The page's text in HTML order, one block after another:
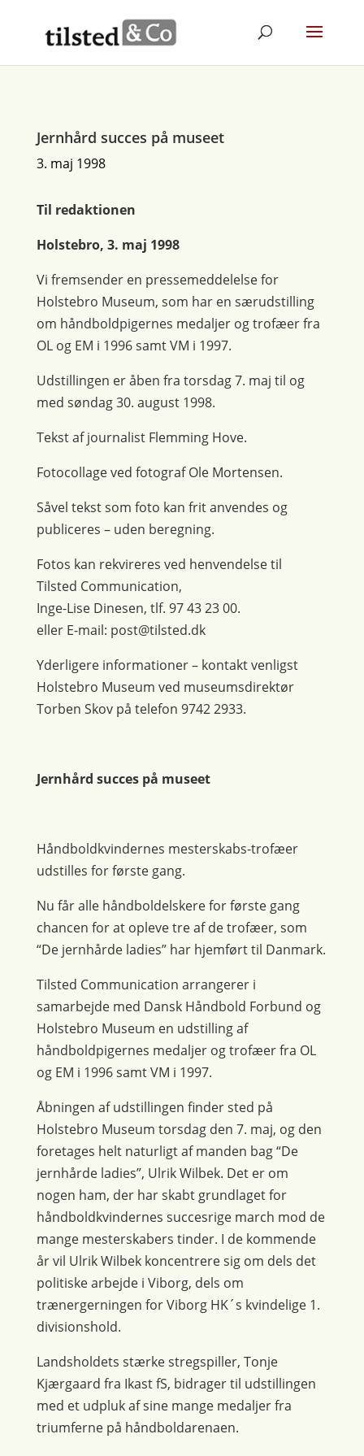
Jernhård succes på museet
3. maj 1998
Til redaktionen
Holstebro, 3. maj 1998
Vi fremsender en pressemeddelelse for
Holstebro Museum, som har en særudstilling
om håndboldpigernes medaljer og trofæer fra
OL og EM i 1996 samt VM i 1997.
Udstillingen er åben fra torsdag 7. maj til og
med søndag 30. august 1998.
Tekst af journalist Flemming Hove.
Fotocollage ved fotograf Ole Mortensen.
Såvel tekst som foto kan frit anvendes og
publiceres – uden beregning.
Fotos kan rekvireres ved henvendelse til
Tilsted Communication,
Inge-Lise Dinesen, tlf. 97 43 23 00.
eller E-mail: post@tilsted.dk
Yderligere informationer – kontakt venligst
Holstebro Museum ved museumsdirektør
Torben Skov på telefon 9742 2933.
Jernhård succes på museet
Håndboldkvindernes mesterskabs-trofæer
udstilles for første gang.
Nu får alle håndboldelskere for første gang
chancen for at opleve tre af de trofæer, som
“De jernhårde ladies” har hjemført til Danmark.
Tilsted Communication arrangerer i
samarbejde med Dansk Håndbold Forbund og
Holstebro Museum en udstilling af
håndboldpigernes medaljer og trofæer fra OL
og EM i 1996 samt VM i 1997.
Åbningen af udstillingen finder sted på
Holstebro Museum torsdag den 7. maj, og den
foretages helt naturligt af manden bag “De
jernhårde ladies”, Ulrik Wilbek. Det er om
nogen ham, der har skabt grundlaget for
håndboldkvindernes succesrige march mod de
mange mesterskabers tinder. I de kommende
år vil Ulrik Wilbek koncentrere sig om dels det
politiske arbejde i Viborg, dels om
trænergerningen for Viborg HK´s kvindelige 1.
divisionshold.
Landsholdets stærke stregspiller, Tonje
Kjærgaard fra Ikast fS, bidrager til udstillingen
med et udpluk af sine mange medaljer fra
triumferne på håndboldarenaen.